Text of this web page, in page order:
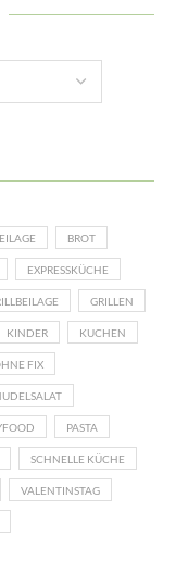
BROT
EXPRESSKÜCHE
GRILLEN
KINDER KUCHEN
FIX
PASTA
SCHNELLE KÜCHE
VALENTINSTAG